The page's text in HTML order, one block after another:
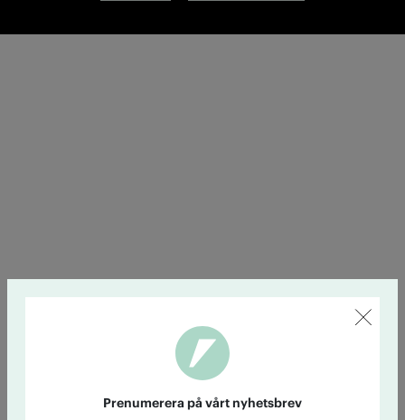
Prenumerera på vårt nyhetsbrev